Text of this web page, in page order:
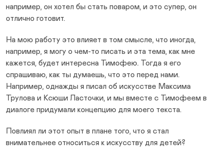
например, он хотел бы стать поваром, и это супер, он
отлично готовит.
На мою работу это влияет в том смысле, что иногда,
например, я могу о чем-то писать и эта тема, как мне
кажется, будет интересна Тимофею. Тогда я его
спрашиваю, как ты думаешь, что это перед нами.
Например, однажды я писал об искусстве Максима
Трулова и Ксюши Ласточки, и мы вместе с Тимофеем в
диалоге придумали концепцию для моего текста.
Повлиял ли этот опыт в плане того, что я стал
внимательнее относиться к искусству для детей?